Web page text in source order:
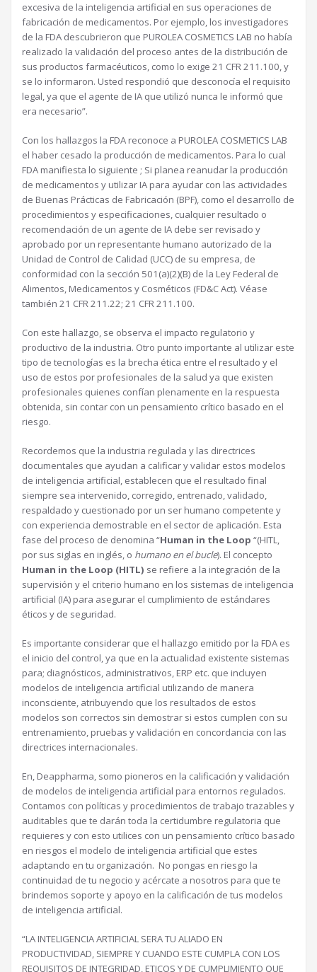
excesiva de la inteligencia artificial en sus operaciones de
fabricación de medicamentos. Por ejemplo, los investigadores
de la FDA descubrieron que PUROLEA COSMETICS LAB no había
realizado la validación del proceso antes de la distribución de
sus productos farmacéuticos, como lo exige 21 CFR 211.100, y
se lo informaron. Usted respondió que desconocía el requisito
legal, ya que el agente de IA que utilizó nunca le informó que
era necesario”.
Con los hallazgos la FDA reconoce a PUROLEA COSMETICS LAB
el haber cesado la producción de medicamentos. Para lo cual
FDA manifiesta lo siguiente ; Si planea reanudar la producción
de medicamentos y utilizar IA para ayudar con las actividades
de Buenas Prácticas de Fabricación (BPF), como el desarrollo de
procedimientos y especificaciones, cualquier resultado o
recomendación de un agente de IA debe ser revisado y
aprobado por un representante humano autorizado de la
Unidad de Control de Calidad (UCC) de su empresa, de
conformidad con la sección 501(a)(2)(B) de la Ley Federal de
Alimentos, Medicamentos y Cosméticos (FD&C Act). Véase
también 21 CFR 211.22; 21 CFR 211.100.
Con este hallazgo, se observa el impacto regulatorio y
productivo de la industria. Otro punto importante al utilizar este
tipo de tecnologías es la brecha ética entre el resultado y el
uso de estos por profesionales de la salud ya que existen
profesionales quienes confían plenamente en la respuesta
obtenida, sin contar con un pensamiento crítico basado en el
riesgo.
Recordemos que la industria regulada y las directrices
documentales que ayudan a calificar y validar estos modelos
de inteligencia artificial, establecen que el resultado final
siempre sea intervenido, corregido, entrenado, validado,
respaldado y cuestionado por un ser humano competente y
con experiencia demostrable en el sector de aplicación. Esta
fase del proceso de denomina “Human in the Loop “(HITL,
por sus siglas en inglés, o humano en el bucle). El concepto
Human in the Loop (HITL) se refiere a la integración de la
supervisión y el criterio humano en los sistemas de inteligencia
artificial (IA) para asegurar el cumplimiento de estándares
éticos y de seguridad.
Es importante considerar que el hallazgo emitido por la FDA es
el inicio del control, ya que en la actualidad existente sistemas
para; diagnósticos, administrativos, ERP etc. que incluyen
modelos de inteligencia artificial utilizando de manera
inconsciente, atribuyendo que los resultados de estos
modelos son correctos sin demostrar si estos cumplen con su
entrenamiento, pruebas y validación en concordancia con las
directrices internacionales.
En, Deappharma, somo pioneros en la calificación y validación
de modelos de inteligencia artificial para entornos regulados.
Contamos con políticas y procedimientos de trabajo trazables y
auditables que te darán toda la certidumbre regulatoria que
requieres y con esto utilices con un pensamiento crítico basado
en riesgos el modelo de inteligencia artificial que estes
adaptando en tu organización. No pongas en riesgo la
continuidad de tu negocio y acércate a nosotros para que te
brindemos soporte y apoyo en la calificación de tus modelos
de inteligencia artificial.
“LA INTELIGENCIA ARTIFICIAL SERA TU ALIADO EN
PRODUCTIVIDAD, SIEMPRE Y CUANDO ESTE CUMPLA CON LOS
REQUISITOS DE INTEGRIDAD, ETICOS Y DE CUMPLIMIENTO QUE